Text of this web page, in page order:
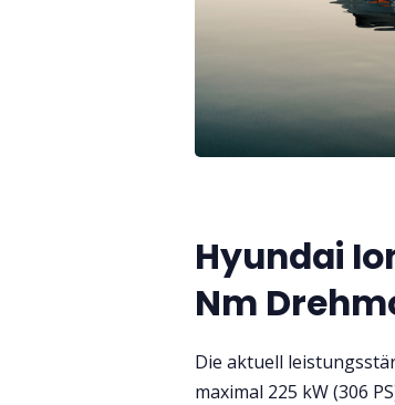
Hyundai
Nm
Die aktuell
maximal 225 kW (306